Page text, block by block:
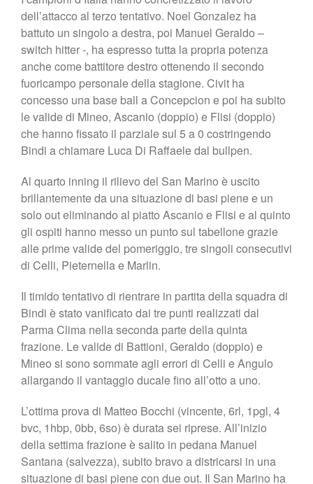
dell’attacco al terzo tentativo. Noel Gonzalez ha
battuto un singolo a destra, poi Manuel Geraldo –
switch hitter -, ha espresso tutta la propria potenza
anche come battitore destro ottenendo il secondo
fuoricampo personale della stagione. Civit ha
concesso una base ball a Concepcion e poi ha subito
le valide di Mineo, Ascanio (doppio) e Flisi (doppio)
che hanno fissato il parziale sul 5 a 0 costringendo
Bindi a chiamare Luca Di Raffaele dal bullpen.
Al quarto inning il rilievo del San Marino è uscito
brillantemente da una situazione di basi piene e un
solo out eliminando al piatto Ascanio e Flisi e al quinto
gli ospiti hanno messo un punto sul tabellone grazie
alle prime valide del pomeriggio, tre singoli consecutivi
di Celli, Pieternella e Marlin.
Il timido tentativo di rientrare in partita della squadra di
Bindi è stato vanificato dai tre punti realizzati dal
Parma Clima nella seconda parte della quinta
frazione. Le valide di Battioni, Geraldo (doppio) e
Mineo si sono sommate agli errori di Celli e Angulo
allargando il vantaggio ducale fino all’otto a uno.
L’ottima prova di Matteo Bocchi (vincente, 6rl, 1pgl, 4
bvc, 1hbp, 0bb, 6so) è durata sei riprese. All’inizio
della settima frazione è salito in pedana Manuel
Santana (salvezza), subito bravo a districarsi in una
situazione di basi piene con due out. Il San Marino ha